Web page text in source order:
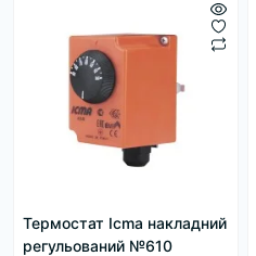
Термостат Icma накладний
регульований №610